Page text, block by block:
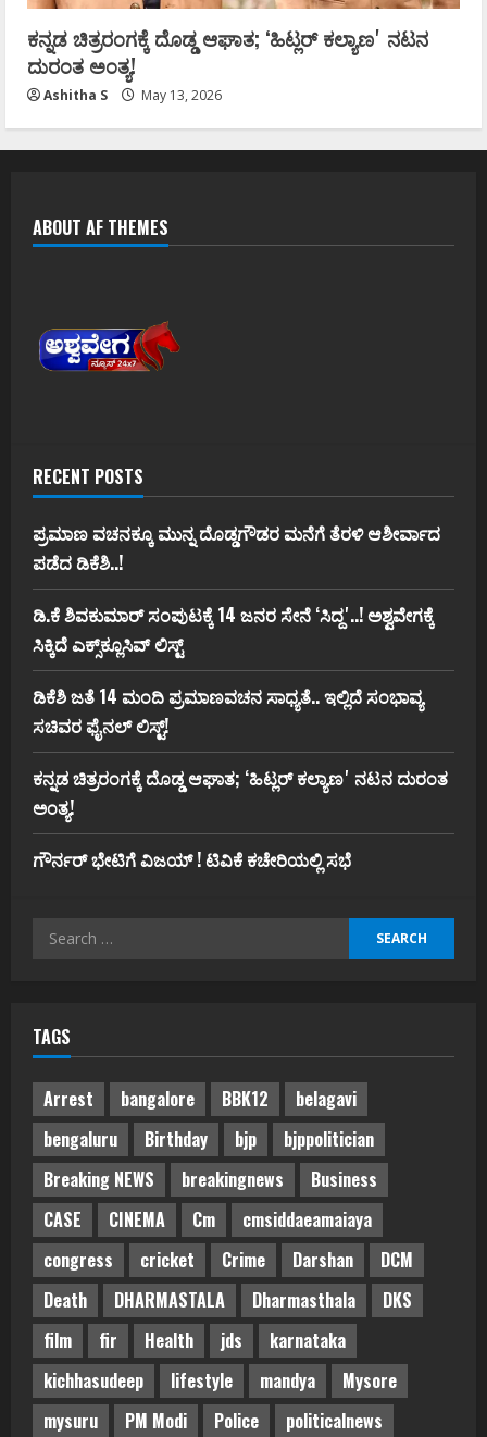
ಕನ್ನಡ ಚಿತ್ರರಂಗಕ್ಕೆ ದೊಡ್ಡ ಆಘಾತ; ʻಹಿಟ್ಲರ್ ಕಲ್ಯಾಣʼ ನಟನ
ದುರಂತ ಅಂತ್ಯ!
Ashitha S May 13, 2026
ABOUT AF THEMES
RECENT POSTS
ಪ್ರಮಾಣ ವಚನಕ್ಕೂ ಮುನ್ನ ದೊಡ್ಡಗೌಡರ ಮನೆಗೆ ತೆರಳಿ ಆಶೀರ್ವಾದ
ಪಡೆದ ಡಿಕೆಶಿ..!
ಡಿ.ಕೆ ಶಿವಕುಮಾರ್‌ ಸಂಪುಟಕ್ಕೆ 14 ಜನರ ಸೇನೆ ʻಸಿದ್ದʼ..! ಅಶ್ವವೇಗಕ್ಕೆ
ಸಿಕ್ಕಿದೆ ಎಕ್ಸ್‌ಕ್ಲೂಸಿವ್‌ ಲಿಸ್ಟ್‌
ಡಿಕೆಶಿ ಜತೆ 14 ಮಂದಿ ಪ್ರಮಾಣವಚನ ಸಾಧ್ಯತೆ.. ಇಲ್ಲಿದೆ ಸಂಭಾವ್ಯ
ಸಚಿವರ ಫೈನಲ್ ಲಿಸ್ಟ್‌!
ಕನ್ನಡ ಚಿತ್ರರಂಗಕ್ಕೆ ದೊಡ್ಡ ಆಘಾತ; ʻಹಿಟ್ಲರ್ ಕಲ್ಯಾಣʼ ನಟನ ದುರಂತ
ಅಂತ್ಯ!
ಗೌರ್ನರ್‌ ಭೇಟಿಗೆ ವಿಜಯ್‌ ! ಟಿವಿಕೆ ಕಚೇರಿಯಲ್ಲಿ ಸಭೆ
Search
TAGS
Arrest bangalore BBK12
belagavi
bengaluru
Birthday bjp
bjppolitician
Breaking NEWS
breakingnews
Business
CASE
CINEMA Cm
cmsiddaeamaiaya
congress
cricket Crime Darshan
DCM
Death
DHARMASTALA Dharmasthala
DKS
film
fir Health jds
karnataka
kichhasudeep
lifestyle mandya
Mysore
mysuru
PM Modi Police politicalnews